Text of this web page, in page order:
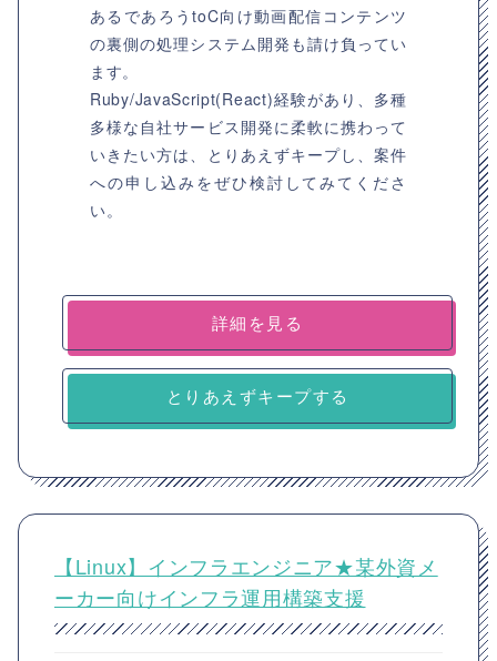
あるであろうtoC向け動画配信コンテンツ
の裏側の処理システム開発も請け負ってい
ます。
Ruby/JavaScript(React)経験があり、多種
多様な自社サービス開発に柔軟に携わって
いきたい方は、とりあえずキープし、案件
への申し込みをぜひ検討してみてくださ
い。
詳細を見る
とりあえずキープする
【Linux】インフラエンジニア★某外資メ
ーカー向けインフラ運用構築支援